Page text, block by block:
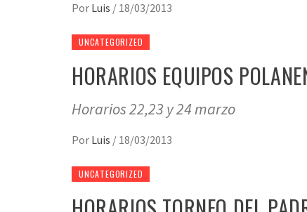
Por Luis / 18/03/2013
UNCATEGORIZED
HORARIOS EQUIPOS
Horarios 22,23 y 24 marzo
Por Luis / 18/03/2013
UNCATEGORIZED